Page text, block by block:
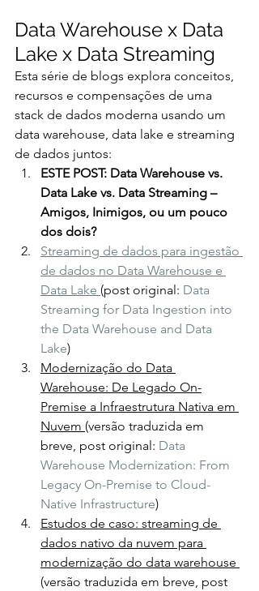
Data Warehouse x Data
Lake x Data Streaming
Esta série de blogs explora conceitos,
recursos e compensações de uma
stack de dados moderna usando um
data warehouse, data lake e streaming
de dados juntos:
ESTE POST: Data Warehouse vs.
Data Lake vs. Data Streaming –
Amigos, Inimigos, ou um pouco
dos dois?
Streaming de dados para ingestão
de dados no Data Warehouse e
Data Lake (post original: Data
Streaming for Data Ingestion into
the Data Warehouse and Data
Lake)
Modernização do Data
Warehouse: De Legado On-
Premise a Infraestrutura Nativa em
Nuvem (versão traduzida em
breve, post original: Data
Warehouse Modernization: From
Legacy On-Premise to Cloud-
Native Infrastructure)
Estudos de caso: streaming de
dados nativo da nuvem para
modernização do data warehouse
(versão traduzida em breve, post